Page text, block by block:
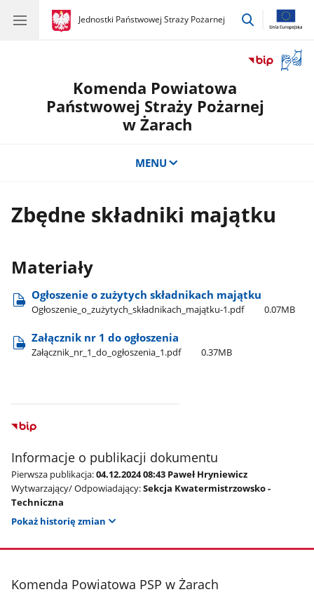
gov.pl
Jednostki Państwowej Straży Pożarnej
gov.pl
Jednostki
przejdź
okno
Komenda Powiatowa
Państwowej Straży Pożarnej
w Żarach
MENU
Zbędne składniki majątku
Materiały
Ogłoszenie o zużytych składnikach majątku
Ogłoszenie​_o​_zużytych​_składnikach​_majątku-1.pdf 0.07MB
Załącznik nr 1 do ogłoszenia
Załącznik​_nr​_1​_do​_ogłoszenia​_1.pdf 0.37MB
Informacje o publikacji dokumentu
Pierwsza publikacja:04.12.2024 08:43 Paweł Hryniewicz
Wytwarzający/ Odpowiadający:Sekcja Kwatermistrzowsko -
Techniczna
Pokaż historię zmian
stopka
Komenda Powiatowa PSP w Żarach